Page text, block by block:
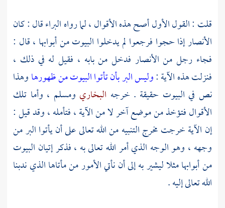
قلت : القول الأول أصح هذه الأقوال ، لما رواهالبراءقال : كان
الأنصارإذا حجوا فرجعوا لم يدخلوا البيوت من أبوابها ، قال :
فجاء رجل من الأنصار فدخل من بابه ، فقيل له في ذلك ،
فنزلت هذه الآية :وليس البر بأن تأتوا البيوت من ظهورهاوهذا
نص في البيوت حقيقة . خرجه البخاري ومسلم ، وأما تلك
الأقوال فتؤخذ من موضع آخر لا من الآية ، فتأمله ، وقد قيل :
إن الآية خرجت مخرج التنبيه من الله تعالى على أن يأتوا البر من
وجهه ، وهو الوجه الذي أمر الله تعالى به ، فذكر إتيان البيوت
من أبوابها مثلا ليشير به إلى أن نأتي الأمور من مأتاها الذي ندبنا
الله تعالى إليه .